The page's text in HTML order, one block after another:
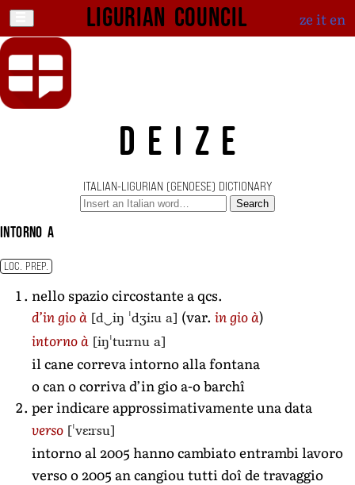
Ligurian Council ze iten
DEIZE
ITALIAN-LIGURIAN (GENOESE) DICTIONARY
Search
intorno a
LOC. PREP.
nello spazio circostante a qcs.
d’in gio à [d‿iŋ ˈdʒiːu a] (var. in gio à)
intorno à [iŋˈtuːrnu a]
il cane correva intorno alla fontana
o can o corriva d’in gio a-o barchî
per indicare approssimativamente una data
verso [ˈvɛːrsu]
intorno al 2005 hanno cambiato entrambi lavoro
verso o 2005 an cangiou tutti doî de travaggio